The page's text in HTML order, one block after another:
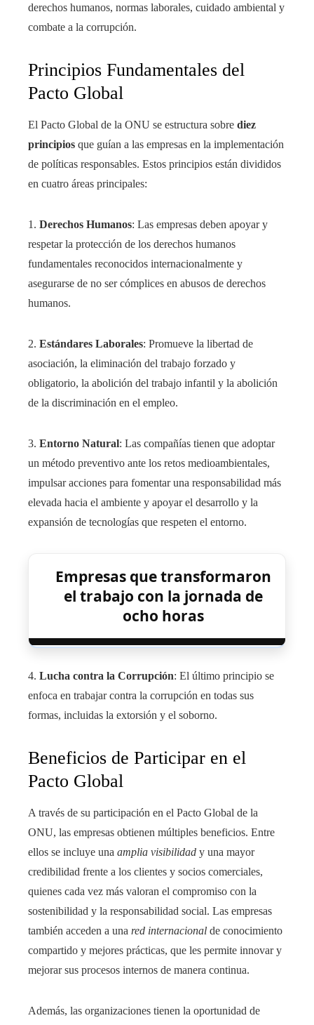
derechos humanos, normas laborales, cuidado ambiental y
combate a la corrupción.
Principios Fundamentales del
Pacto Global
El Pacto Global de la ONU se estructura sobre diez
principios que guían a las empresas en la implementación
de políticas responsables. Estos principios están divididos
en cuatro áreas principales:
1. Derechos Humanos: Las empresas deben apoyar y
respetar la protección de los derechos humanos
fundamentales reconocidos internacionalmente y
asegurarse de no ser cómplices en abusos de derechos
humanos.
2. Estándares Laborales: Promueve la libertad de
asociación, la eliminación del trabajo forzado y
obligatorio, la abolición del trabajo infantil y la abolición
de la discriminación en el empleo.
3. Entorno Natural: Las compañías tienen que adoptar
un método preventivo ante los retos medioambientales,
impulsar acciones para fomentar una responsabilidad más
elevada hacia el ambiente y apoyar el desarrollo y la
expansión de tecnologías que respeten el entorno.
Empresas que transformaron
el trabajo con la jornada de
ocho horas
4. Lucha contra la Corrupción: El último principio se
enfoca en trabajar contra la corrupción en todas sus
formas, incluidas la extorsión y el soborno.
Beneficios de Participar en el
Pacto Global
A través de su participación en el Pacto Global de la
ONU, las empresas obtienen múltiples beneficios. Entre
ellos se incluye una amplia visibilidad y una mayor
credibilidad frente a los clientes y socios comerciales,
quienes cada vez más valoran el compromiso con la
sostenibilidad y la responsabilidad social. Las empresas
también acceden a una red internacional de conocimiento
compartido y mejores prácticas, que les permite innovar y
mejorar sus procesos internos de manera continua.
Además, las organizaciones tienen la oportunidad de